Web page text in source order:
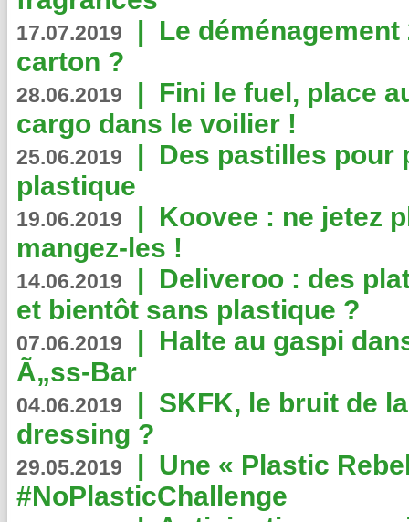
17.07.2019 | Le
carton ?
28.06.2019 | Fini le fuel, place
cargo dans le voilier !
25.06.2019 | Des pastilles pour
plastique
19.06.2019 | Koovee : ne jetez
mangez-les !
14.06.2019 | Deliveroo : des
et bientôt sans plastique ?
07.06.2019 | Halte au gaspi
Ã„ss-Bar
04.06.2019 | SKFK, le bruit de
dressing ?
29.05.2019 | Une « Plastic
#NoPlasticChallenge